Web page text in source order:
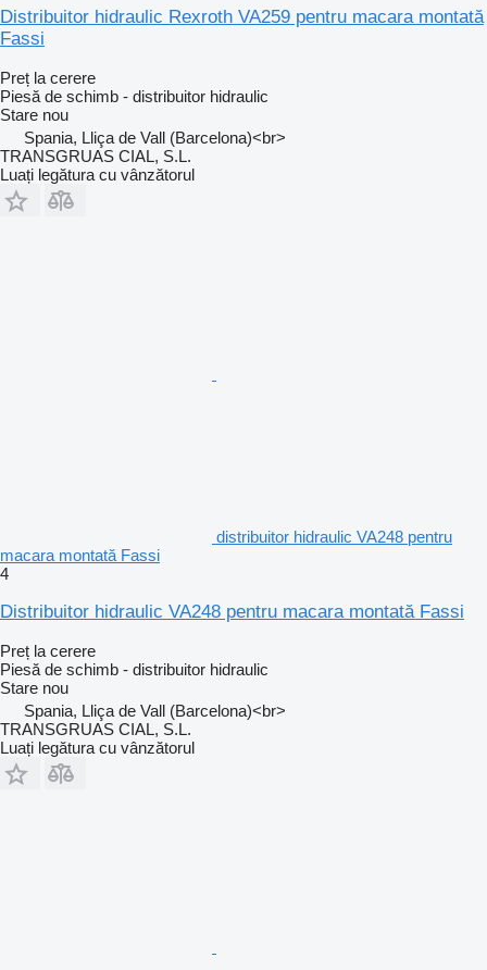
Distribuitor hidraulic Rexroth VA259 pentru macara montată
Fassi
Preț la cerere
Piesă de schimb - distribuitor hidraulic
Stare nou
Spania, Lliça de Vall (Barcelona)<br>
TRANSGRUAS CIAL, S.L.
Luați legătura cu vânzătorul
distribuitor hidraulic VA248 pentru
macara montată Fassi
4
Distribuitor hidraulic VA248 pentru macara montată Fassi
Preț la cerere
Piesă de schimb - distribuitor hidraulic
Stare nou
Spania, Lliça de Vall (Barcelona)<br>
TRANSGRUAS CIAL, S.L.
Luați legătura cu vânzătorul